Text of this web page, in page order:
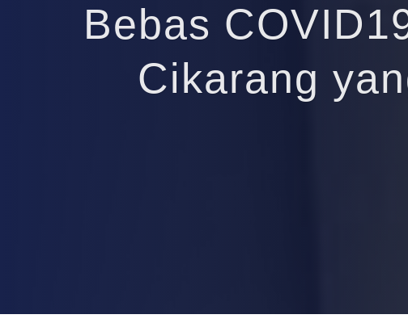
Bebas
Cikarang